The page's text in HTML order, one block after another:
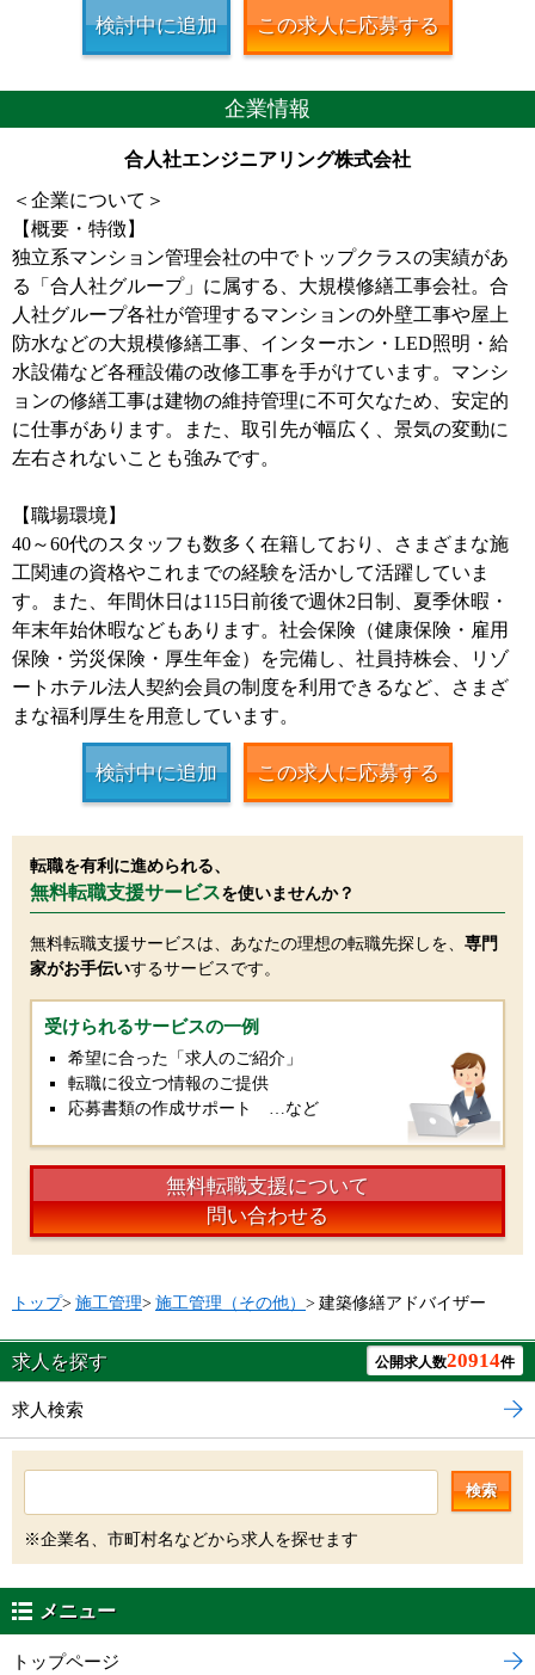
検討中に追加 この求人に応募する
企業情報
合人社エンジニアリング株式会社
＜企業について＞
【概要・特徴】
独立系マンション管理会社の中でトップクラスの実績があ
る「合人社グループ」に属する、大規模修繕工事会社。合
人社グループ各社が管理するマンションの外壁工事や屋上
防水などの大規模修繕工事、インターホン・LED照明・給
水設備など各種設備の改修工事を手がけています。マンシ
ョンの修繕工事は建物の維持管理に不可欠なため、安定的
に仕事があります。また、取引先が幅広く、景気の変動に
左右されないことも強みです。
【職場環境】
40～60代のスタッフも数多く在籍しており、さまざまな施
工関連の資格やこれまでの経験を活かして活躍していま
す。また、年間休日は115日前後で週休2日制、夏季休暇・
年末年始休暇などもあります。社会保険（健康保険・雇用
保険・労災保険・厚生年金）を完備し、社員持株会、リゾ
ートホテル法人契約会員の制度を利用できるなど、さまざ
まな福利厚生を用意しています。
検討中に追加 この求人に応募する
転職を有利に進められる、
無料転職支援サービスを使いませんか？
無料転職支援サービスは、あなたの理想の転職先探しを、 専門
家がお手伝いするサービスです。
受けられるサービスの一例
希望に合った「求人のご紹介」
転職に役立つ情報のご提供
応募書類の作成サポート …など
無料転職支援について
問い合わせる
トップ> 施工管理> 施工管理（その他） > 建築修繕アドバイザー
求人を探す 公開求人数20914件
求人検索
検索
※企業名、市町村名などから求人を探せます
メニュー
トップページ